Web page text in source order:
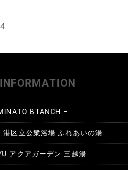
BTANCH –
港区立公衆浴場 ふれあいの湯
アクアガーデン 三越湯